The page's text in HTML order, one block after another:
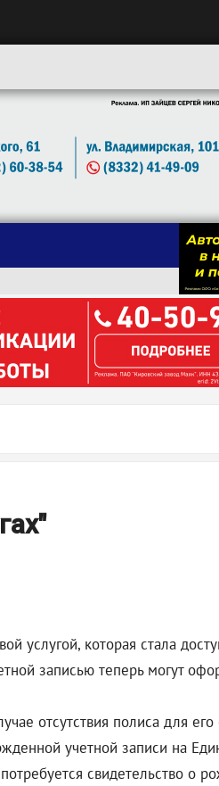
услугой, которая стала
записью теперь могут
отсутствия полиса для
учетной записи на
свидетельство о